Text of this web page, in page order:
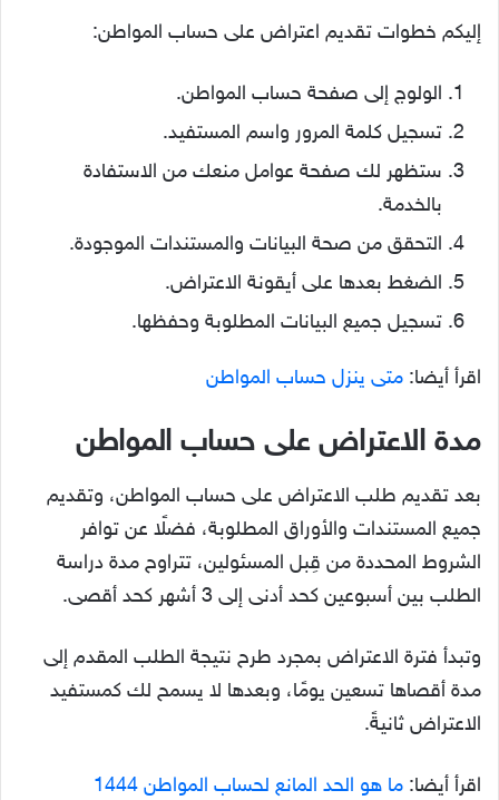
إليكم خطوات تقديم اعتراض على حساب المواطن:
الولوج إلى صفحة حساب المواطن.
تسجيل كلمة المرور واسم المستفيد.
ستظهر لك صفحة عوامل منعك من الاستفادة
بالخدمة.
التحقق من صحة البيانات والمستندات الموجودة.
الضغط بعدها على أيقونة الاعتراض.
تسجيل جميع البيانات المطلوبة وحفظها.
اقرأ أيضا: متى ينزل حساب المواطن
مدة الاعتراض على حساب المواطن
بعد تقديم طلب الاعتراض على حساب المواطن، وتقديم
جميع المستندات والأوراق المطلوبة، فضلًا عن توافر
الشروط المحددة من قِبل المسئولين، تتراوح مدة دراسة
الطلب بين أسبوعين كحد أدنى إلى 3 أشهر كحد أقصى.
وتبدأ فترة الاعتراض بمجرد طرح نتيجة الطلب المقدم إلى
مدة أقصاها تسعين يومًا، وبعدها لا يسمح لك كمستفيد
الاعتراض ثانيةً.
اقرأ أيضا: ما هو الحد المانع لحساب المواطن 1444